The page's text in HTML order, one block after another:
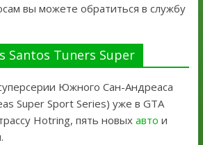
вы можете обратиться в службу
Santos Tuners Super
Южного Сан-Андреаса
Super Sport Series) уже в GTA
Hotring, пять новых авто и